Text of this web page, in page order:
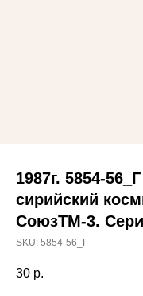
1987г. 5854-
сирийский
СоюзТМ-3.
SKU: 5854-56_Г
30 р.